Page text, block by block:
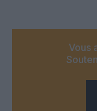
Vous